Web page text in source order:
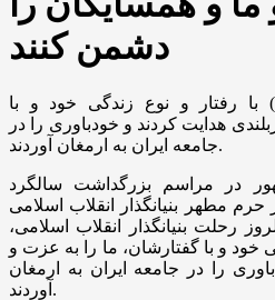
دشمن کنند
رفتار و نوع زندگی خود و با
هدایت کردند و خودباوری را در
جامعه ایران به ارمغان آوردند.
در مراسم بزرگداشت سالگرد
مطهر بنیانگذار انقلاب اسلامی
رحلت بنیانگذار انقلاب اسلامی،
خود و با گفتارشان، ما را به عزت و
را در جامعه ایران به ارمغان
آوردند.